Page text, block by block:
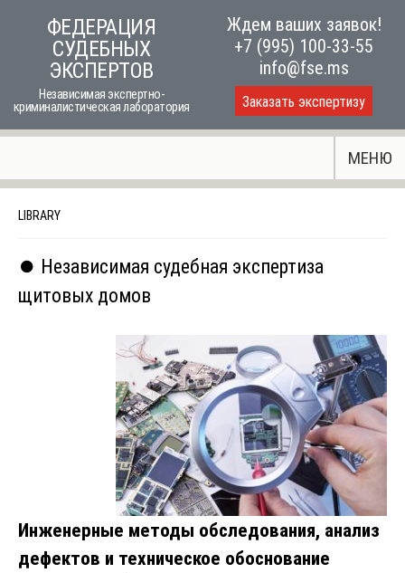
ФЕДЕРАЦИЯ
СУДЕБНЫХ
ЭКСПЕРТОВ
Независимая экспертно-
криминалистическая лаборатория
Ждем ваших заявок!
+7 (995) 100-33-55
info@fse.ms
Заказать экспертизу
МЕНЮ
LIBRARY
⏺️ Независимая судебная экспертиза
щитовых домов
Инженерные методы обследования, анализ
дефектов и техническое обоснование